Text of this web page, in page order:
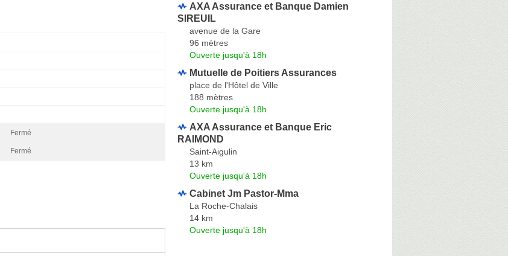
Fermé
Fermé
AXA Assurance et Banque Damien
SIREUIL
avenue de la Gare
96 mètres
Ouverte jusqu'à 18h
Mutuelle de Poitiers Assurances
place de l'Hôtel de Ville
188 mètres
Ouverte jusqu'à 18h
AXA Assurance et Banque Eric
RAIMOND
Saint-Aigulin
13 km
Ouverte jusqu'à 18h
Cabinet Jm Pastor-Mma
La Roche-Chalais
14 km
Ouverte jusqu'à 18h